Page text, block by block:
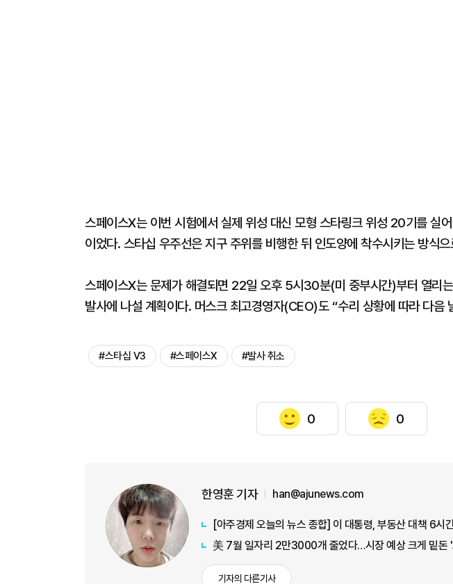
스페이스X는 이번 시험에서 실제 위성 대신 모형 스타링크 위성 20기를 실
이었다. 스타십 우주선은 지구 주위를 비행한 뒤 인도양에 착수시키는 방식
스페이스X는 문제가 해결되면 22일 오후 5시30분(미 중부시간)부터 열리
발사에 나설 계획이다. 머스크 최고경영자(CEO)도 “수리 상황에 따라 다음
#스타십 V3 #스페이스X #발사 취소
0 0
한영훈 기자 han@ajunews.com
美 7월 일자리 2만3000개 줄었다…시장 예상 크게 밑돈
기자의 다른기사